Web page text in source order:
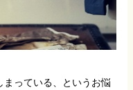
っている、というお悩